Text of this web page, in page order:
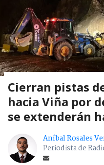
Cierran pistas
hacia Viña por
se extenderán
Aníbal Rosales
Periodista de